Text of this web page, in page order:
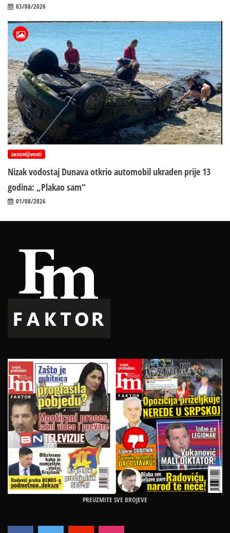
03/08/2026
zanimljivosti
Nizak vodostaj Dunava otkrio automobil ukraden prije 13
godina: „Plakao sam“
01/08/2026
PREUZMITE SVE BROJEVE